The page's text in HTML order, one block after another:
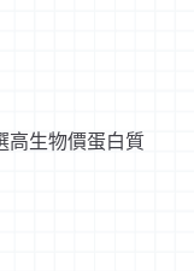
高生物價蛋白質